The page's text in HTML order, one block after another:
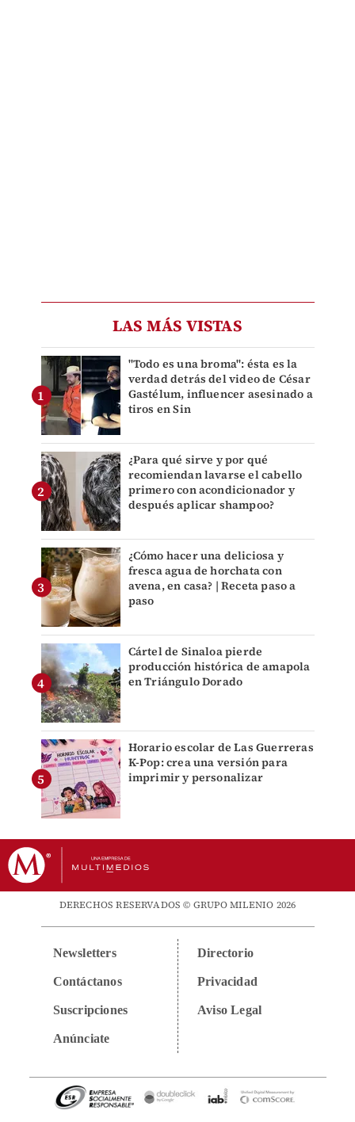
LAS MÁS VISTAS
"Todo es una broma": ésta es la
verdad detrás del video de César
Gastélum, influencer asesinado a
tiros en Sin
¿Para qué sirve y por qué
recomiendan lavarse el cabello
primero con acondicionador y
después aplicar shampoo?
¿Cómo hacer una deliciosa y
fresca agua de horchata con
avena, en casa? | Receta paso a
paso
Cártel de Sinaloa pierde
producción histórica de amapola
en Triángulo Dorado
Horario escolar de Las Guerreras
K-Pop: crea una versión para
imprimir y personalizar
DERECHOS RESERVADOS © GRUPO MILENIO 2026
Newsletters
Contáctanos
Suscripciones
Anúnciate
Directorio
Privacidad
Aviso Legal